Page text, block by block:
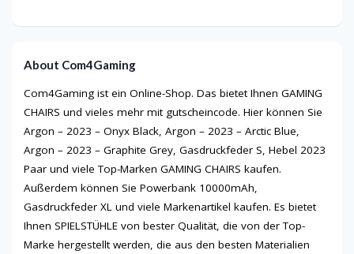
About Com4Gaming
Com4Gaming ist ein Online-Shop. Das bietet Ihnen GAMING
CHAIRS und vieles mehr mit gutscheincode. Hier können Sie
Argon – 2023 – Onyx Black, Argon – 2023 – Arctic Blue,
Argon – 2023 – Graphite Grey, Gasdruckfeder S, Hebel 2023
Paar und viele Top-Marken GAMING CHAIRS kaufen.
Außerdem können Sie Powerbank 10000mAh,
Gasdruckfeder XL und viele Markenartikel kaufen. Es bietet
Ihnen SPIELSTÜHLE von bester Qualität, die von der Top-
Marke hergestellt werden, die aus den besten Materialien